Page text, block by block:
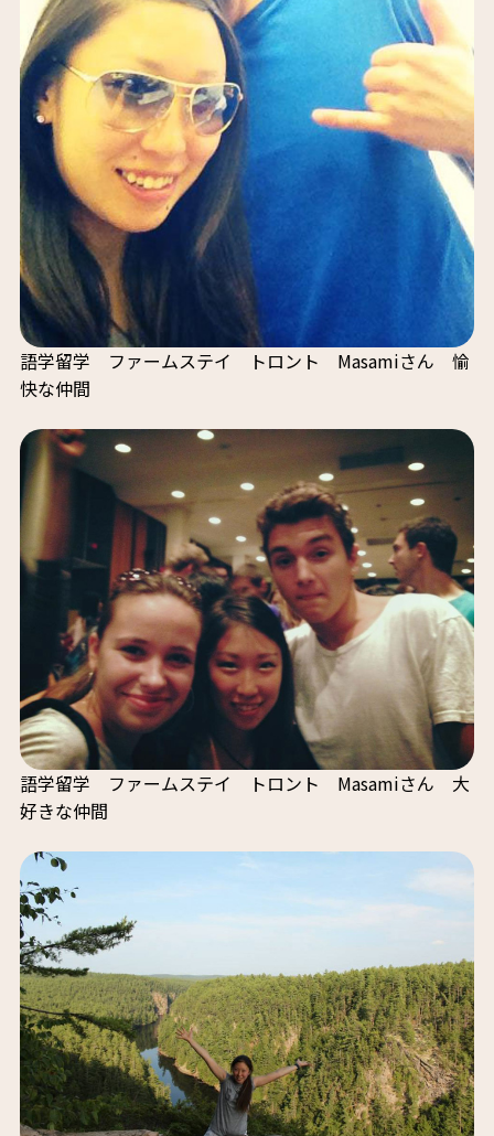
語学留学 ファームステイ トロント Masamiさん 愉
快な仲間
語学留学 ファームステイ トロント Masamiさん 大
好きな仲間